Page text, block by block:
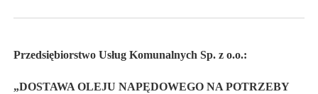
Przedsiębiorstwo Usług Komunalnych Sp. z o.o.:
„DOSTAWA OLEJU NAPĘDOWEGO NA POTRZEBY